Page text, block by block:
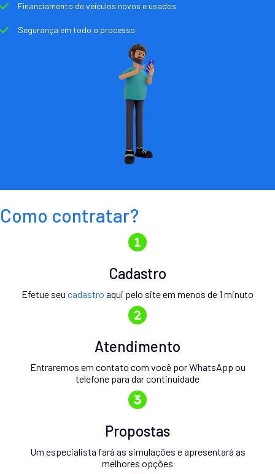
Financiamento de veículos novos e usados
Segurança em todo o processo
Como contratar?
Cadastro
Efetue seu cadastro aqui pelo site em menos de 1 minuto
Atendimento
Entraremos em contato com você por WhatsApp ou
telefone para dar continuidade
Propostas
Um especialista fará as simulações e apresentará as
melhores opções